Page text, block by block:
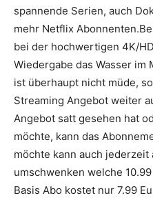
spannende Serien, auch
mehr Netflix
bei der hochwertigen 4K/
Wiedergabe das Wasser im
ist überhaupt nicht müde,
Streaming Angebot weiter
Angebot satt gesehen hat
möchte, kann das
möchte kann auch jederzeit
umschwenken welche
Basis Abo kostet nur 7.99